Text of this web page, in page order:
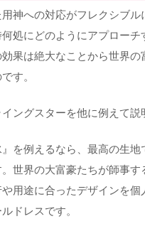
神への対応がフレクシブ
処にどのようにアプロー
果は絶大なことから世界の
す。
ングスターを他に例えて説
を例えるなら、最高の生
世界の大富豪たちが師事
用途に合ったデザインを
ドレスです。